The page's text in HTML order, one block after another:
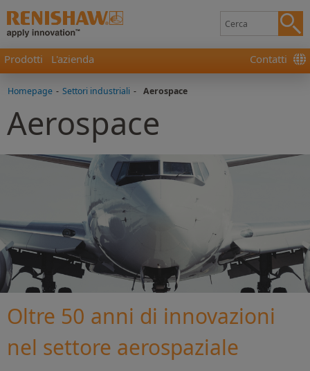
Prodotti L'azienda Contatti
Homepage - Settori industriali - Aerospace
Aerospace
Oltre 50 anni di innovazioni
nel settore aerospaziale